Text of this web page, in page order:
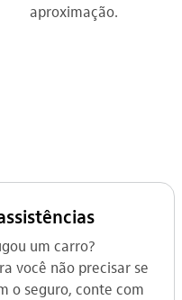
aproximação.
um carro?
você não precisar se
o seguro, conte com